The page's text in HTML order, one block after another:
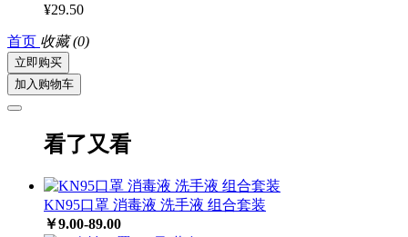
¥29.50
首页 收藏 (0)
立即购买
加入购物车
看了又看
KN95口罩 消毒液 洗手液 组合套装
￥9.00-89.00